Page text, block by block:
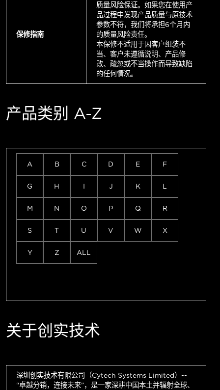
保修指南
质量风险保证。如果您在使用产
品过程中发现产品质量与原技术
参数不符，我们将承担6个月内
的质量风险责任。
本保修不适用于因客户组装不
当、客户未遵循说明、产品修
改、疏忽或不当操作而导致缺陷
的任何情况。
产品类别 A-Z
A B C D E F
G H I J K L
M N O P Q R
S T U V W X
Y Z ALL
关于创实技术
深圳创实技术有限公司（Cytech Systems Limited）--
“卓越分销，连接未来”，是一家深耕中国本土并辐射全球、